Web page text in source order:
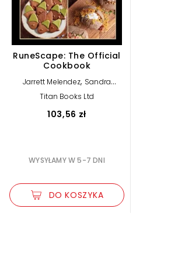
RuneScape: The Official
Cookbook
Jarrett Melendez, Sandra
Rosner
Titan Books Ltd
103,56 zł
WYSYŁAMY W 5-7 DNI
DO KOSZYKA